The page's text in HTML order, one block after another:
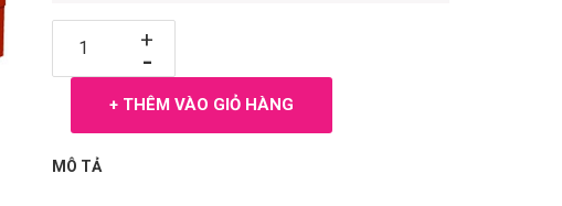
-
+
+ THÊM VÀO GIỎ HÀNG
MÔ TẢ